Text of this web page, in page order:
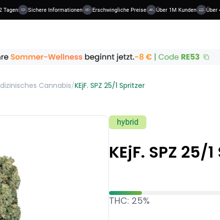
Sichere Informationen Erschwingliche Preise Über 1M Kunden Über
Cannabis/KEjF. SPZ 25/1 Spritzer
hybrid
KEjF. SPZ 25/
THC: 25%